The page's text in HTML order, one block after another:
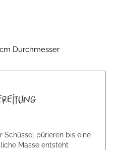
Durchmesser
Schüssel pürieren bis eine
Masse entsteht